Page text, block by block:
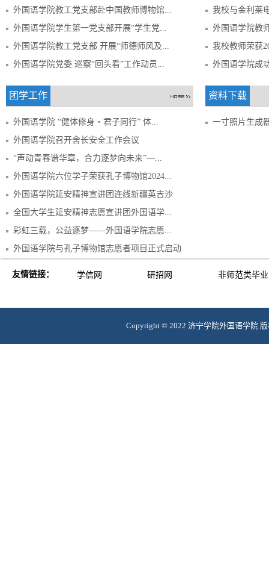
外国语学院教工党支部赴中国教师博物馆...
外国语学院学生第一党支部开展“学生党...
外国语学院教工党支部 开展“师德师风及...
外国语学院党委 巡察“回头看”工作动员...
我校与金利莱
外国语学院教
我校教师荣获
外国语学院成
团学工作
外国语学院 “健体修身・君子同行” 体...
外国语学院召开舍长安全工作会议
“声动青春谱华章，合力逐梦向未来”—...
外国语学院六位学子荣获孔子博物馆2024...
外国语学院延安精神宣讲团连线新疆英吉沙
全国大学生延安精神志愿宣讲团外国语学...
彩虹三载，公益逐梦——外国语学院志愿...
外国语学院与孔子博物馆志愿者项目正式启动
资料下载
一寸照片生成
友情链接： 学信网 研招网 非师范类毕
Copyright © 2022济宁学院外国语学院